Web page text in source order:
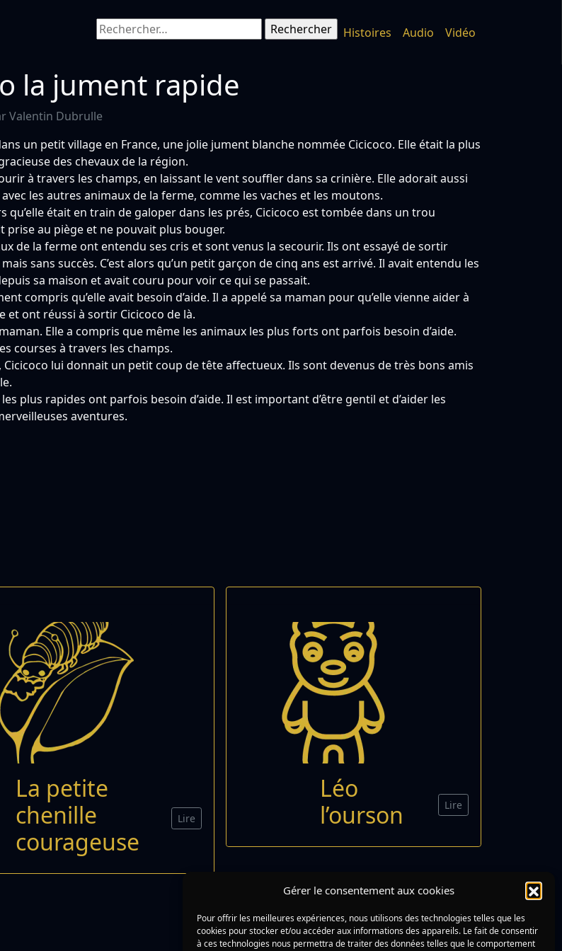
Gérer le consentement aux cookies
Pour offrir les meilleures expériences, nous utilisons des technologies telles que les
cookies pour stocker et/ou accéder aux informations des appareils. Le fait de consentir
à ces technologies nous permettra de traiter des données telles que le comportement
Rechercher : Histoires Audio Vidéo
la jument rapide
Valentin Dubrulle
un petit village en France, une jolie jument blanche nommée Cicicoco. Elle était la plus
des chevaux de la région.
à travers les champs, en laissant le vent souffler dans sa crinière. Elle adorait aussi
les autres animaux de la ferme, comme les vaches et les moutons.
qu’elle était en train de galoper dans les prés, Cicicoco est tombée dans un trou
prise au piège et ne pouvait plus bouger.
de la ferme ont entendu ses cris et sont venus la secourir. Ils ont essayé de sortir
sans succès. C’est alors qu’un petit garçon de cinq ans est arrivé. Il avait entendu les
sa maison et avait couru pour voir ce qui se passait.
compris qu’elle avait besoin d’aide. Il a appelé sa maman pour qu’elle vienne aider à
ont réussi à sortir Cicicoco de là.
Elle a compris que même les animaux les plus forts ont parfois besoin d’aide.
courses à travers les champs.
lui donnait un petit coup de tête affectueux. Ils sont devenus de très bons amis
plus rapides ont parfois besoin d’aide. Il est important d’être gentil et d’aider les
aventures.
La petite
chenille
courageuse
Lire
Léo
l’ourson
Lire